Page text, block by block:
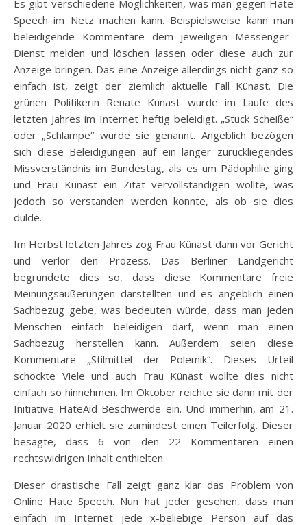
Es gibt verschiedene Möglichkeiten, was man gegen Hate
Speech im Netz machen kann. Beispielsweise kann man
beleidigende Kommentare dem jeweiligen Messenger-
Dienst melden und löschen lassen oder diese auch zur
Anzeige bringen. Das eine Anzeige allerdings nicht ganz so
einfach ist, zeigt der ziemlich aktuelle Fall Künast. Die
grünen Politikerin Renate Künast wurde im Laufe des
letzten Jahres im Internet heftig beleidigt. „Stück Scheiße“
oder „Schlampe“ wurde sie genannt. Angeblich bezögen
sich diese Beleidigungen auf ein länger zurückliegendes
Missverständnis im Bundestag, als es um Pädophilie ging
und Frau Künast ein Zitat vervollständigen wollte, was
jedoch so verstanden werden konnte, als ob sie dies
dulde.
Im Herbst letzten Jahres zog Frau Künast dann vor Gericht
und verlor den Prozess. Das Berliner Landgericht
begründete dies so, dass diese Kommentare freie
Meinungsäußerungen darstellten und es angeblich einen
Sachbezug gebe, was bedeuten würde, dass man jeden
Menschen einfach beleidigen darf, wenn man einen
Sachbezug herstellen kann. Außerdem seien diese
Kommentare „Stilmittel der Polemik“. Dieses Urteil
schockte Viele und auch Frau Künast wollte dies nicht
einfach so hinnehmen. Im Oktober reichte sie dann mit der
Initiative HateAid Beschwerde ein. Und immerhin, am 21.
Januar 2020 erhielt sie zumindest einen Teilerfolg. Dieser
besagte, dass 6 von den 22 Kommentaren einen
rechtswidrigen Inhalt enthielten.
Dieser drastische Fall zeigt ganz klar das Problem von
Online Hate Speech. Nun hat jeder gesehen, dass man
einfach im Internet jede x-beliebige Person auf das